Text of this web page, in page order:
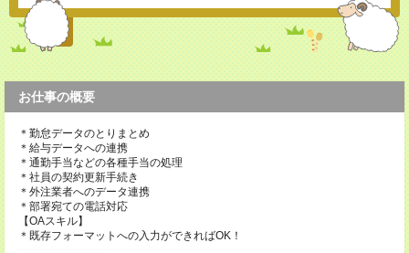
お仕事の概要
＊勤怠データのとりまとめ
＊給与データへの連携
＊通勤手当などの各種手当の処理
＊社員の契約更新手続き
＊外注業者へのデータ連携
＊部署宛ての電話対応
【OAスキル】
＊既存フォーマットへの入力ができればOK！